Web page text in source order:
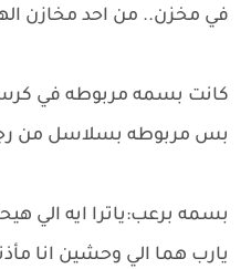
في مخزن.. من احد مخازن
كانت بسمه مربوطه في
بس مربوطه بسلاسل من
بسمه برعب:ياترا ايه الي
يارب هما الي وحشين انا